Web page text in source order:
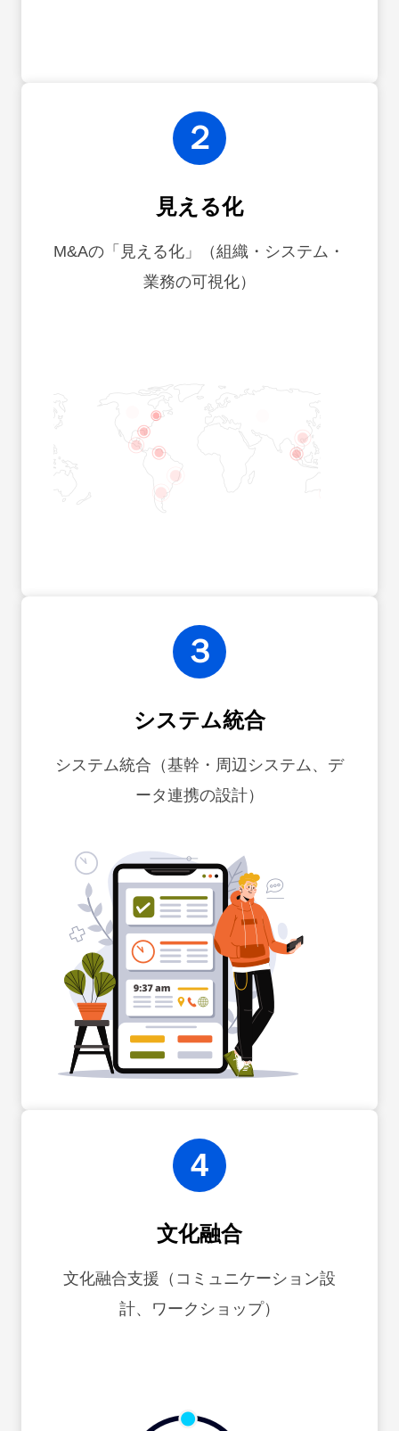
２
見える化
M&Aの「見える化」（組織・システム・
業務の可視化）
３
システム統合
システム統合（基幹・周辺システム、デ
ータ連携の設計）
4
文化融合
文化融合支援（コミュニケーション設
計、ワークショップ）